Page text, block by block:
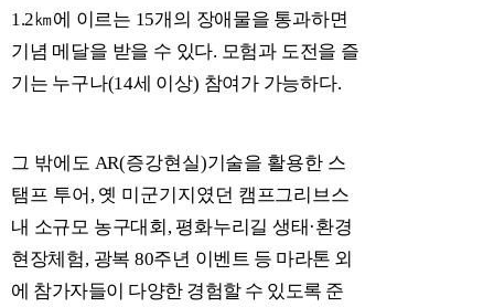
1.2㎞에 이르는 15개의 장애물을 통과하면
기념 메달을 받을 수 있다. 모험과 도전을 즐
기는 누구나(14세 이상) 참여가 가능하다.
그 밖에도 AR(증강현실)기술을 활용한 스
탬프 투어 , 옛 미군기지였던 캠프그리브스
내 소규모 농구대회 , 평화누리길 생태·환경
현장체험, 광복80주년 이벤트 등 마라톤 외
에 참가자들이 다양한 경험할 수 있도록 준